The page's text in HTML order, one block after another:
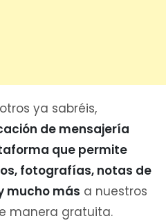
ya sabréis,
de mensajería
que permite
fotografías, notas de
mucho más a nuestros
manera gratuita.